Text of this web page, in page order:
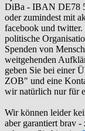
DiBa - IBAN DE78
oder zumindest mit
facebook und
politische
Spenden von
weitgehenden
geben Sie bei einer
ZOB" und eine
wir natürlich nur für
Wir können leider
aber garantiert brav